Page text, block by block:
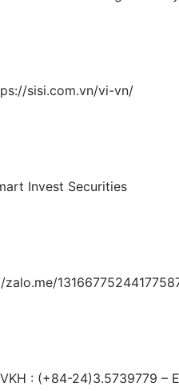
sisi.com.vn/vi-vn/
Invest Securities
: (+84-24)3.5739779 –